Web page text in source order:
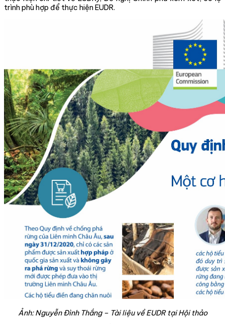
trình phù hợp để thực hiện EUDR.
Ảnh:Nguyễn Đình Thắng – Tài liệu về EUDR tại Hội thảo